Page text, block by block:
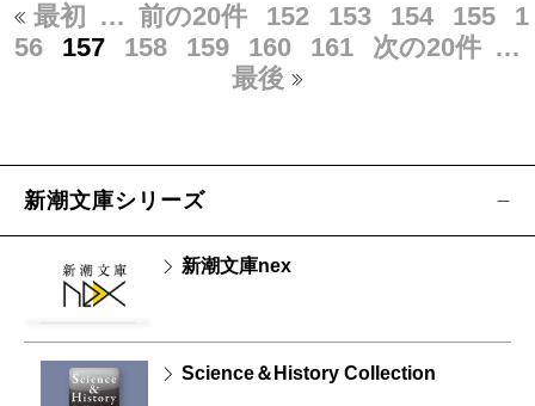
最初 … 前の20件 152 153 154 155
1
56
157 158 159 160 161 次の20件 …
最後
新潮文庫シリーズ
新潮文庫nex
Science＆History Collection